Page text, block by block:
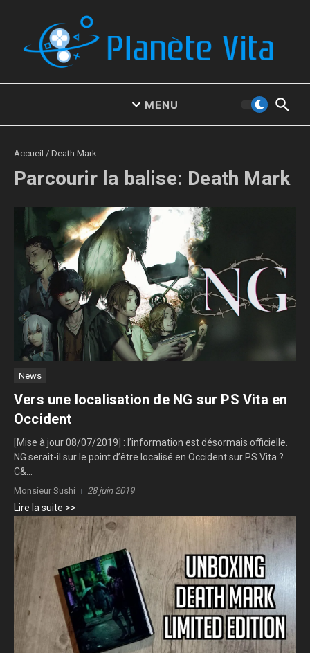
MENU
Accueil / Death Mark
Parcourir la balise: Death Mark
News
Vers une localisation de NG sur PS Vita en
Occident
[Mise à jour 08/07/2019] : l’information est désormais officielle.
NG serait-il sur le point d’être localisé en Occident sur PS Vita ?
C&...
Monsieur Sushi 28 juin 2019
Lire la suite >>